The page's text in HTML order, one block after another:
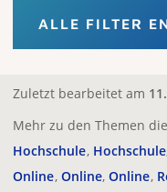
ALLE FILTER
Zuletzt bearbeitet am
Mehr zu den Themen
Hochschule
Online Online Online